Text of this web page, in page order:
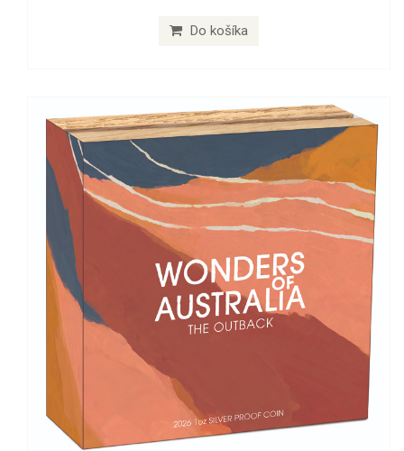
Do košíka